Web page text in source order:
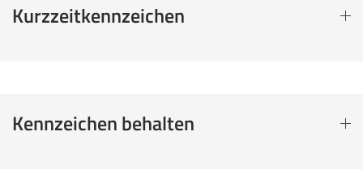
Kurzzeitkennzeichen
Kennzeichen behalten